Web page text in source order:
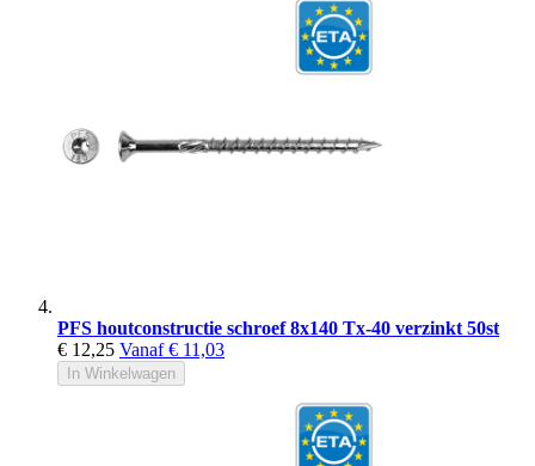
PFS houtconstructie schroef 8x140 Tx-40 verzinkt 50st
€ 12,25 Vanaf € 11,03
In Winkelwagen